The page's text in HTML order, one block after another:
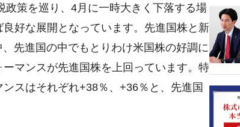
策を巡り、4月に一時大きく下落する場
好な展開となっています。先進国株と新
先進国の中でもとりわけ米国株の好調に
マンスが先進国株を上回っています。特
スはそれぞれ+38％、+36％と、先進国